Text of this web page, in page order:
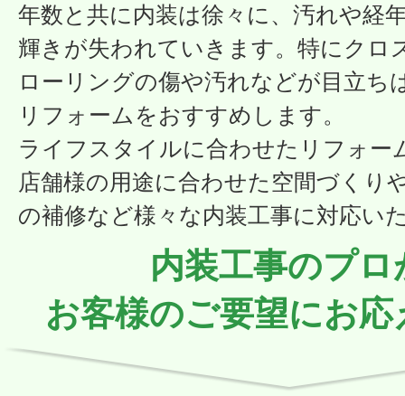
年数と共に内装は徐々に、汚れや経
輝きが失われていきます。特にクロ
ローリングの傷や汚れなどが目立ち
リフォームをおすすめします。
ライフスタイルに合わせたリフォー
店舗様の用途に合わせた空間づくり
の補修など様々な内装工事に対応い
内装工事のプロ
お客様のご要望にお